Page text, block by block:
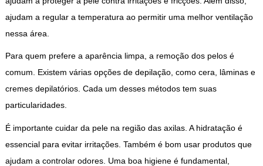
ajudam a regular a temperatura ao permitir uma melhor ventilação
nessa área.
Para quem prefere a aparência limpa, a remoção dos pelos é
comum. Existem várias opções de depilação, como cera, lâminas e
cremes depilatórios. Cada um desses métodos tem suas
particularidades.
É importante cuidar da pele na região das axilas. A hidratação é
essencial para evitar irritações. Também é bom usar produtos que
ajudam a controlar odores. Uma boa higiene é fundamental,